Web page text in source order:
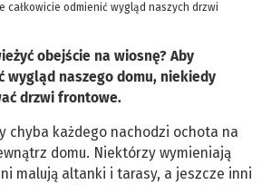
całkowicie odmienić wygląd naszych drzwi
obejście na wiosnę? Aby
wygląd naszego domu, niekiedy
drzwi frontowe.
chyba każdego nachodzi ochota na
domu. Niektórzy wymieniają
malują altanki i tarasy, a jeszcze inni